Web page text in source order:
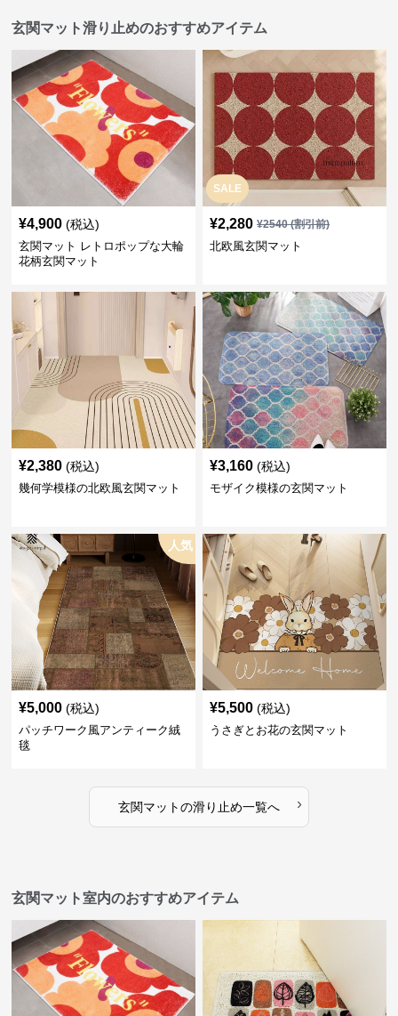
玄関マット滑り止めのおすすめアイテム
¥4,900 (税込)
玄関マット レトロポップな大輪
花柄玄関マット
SALE
¥2,280 ¥2540(割引前)
北欧風玄関マット
¥2,380 (税込)
幾何学模様の北欧風玄関マット
¥3,160 (税込)
モザイク模様の玄関マット
人気
¥5,000 (税込)
パッチワーク風アンティーク絨
毯
¥5,500 (税込)
うさぎとお花の玄関マット
玄関マットの滑り止め一覧へ ›
玄関マット室内のおすすめアイテム